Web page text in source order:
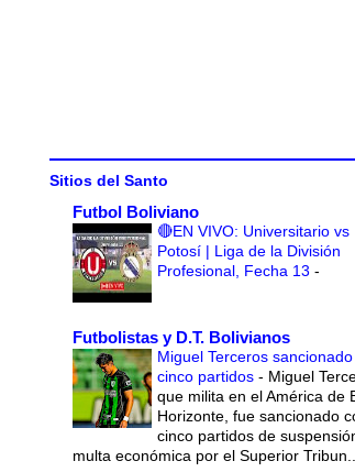
Sitios del Santo
Futbol Boliviano
🔴EN VIVO: Universitario vs
Potosí | Liga de la División
Profesional, Fecha 13 -
Futbolistas y D.T. Bolivianos
Miguel Terceros
cinco partidos - Miguel
que milita en el América de
Horizonte, fue sancionado
cinco partidos de
multa económica por el Superior